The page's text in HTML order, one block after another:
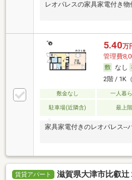
レオパレスの家具家電付き
5.40万
管理費
なし
2階 / 1K
敷金なし 一人暮
駐車場(近隣含) 最上階
家具家電付きのレオパレス--
賃貸アパート 滋賀県大津市比叡